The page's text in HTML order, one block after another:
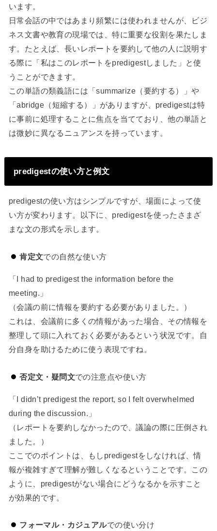
います。
日常会話の中ではあまり頻繁には使われませんが、ビジ
ネス文書や教育の現場では、特に重要な役割を果たしま
す。たとえば、長いレポートを要約して他の人に説明す
る際に「私はこのレポートをpredigestしました」と使
うことができます。
この単語の類義語には「summarize（要約する）」や
「abridge（短縮する）」がありますが、predigestは特
に事前に処理することに焦点を当てており、他の単語と
は微妙に異なるニュアンスを持っています。
predigestの使い方と例文
predigestの使い方はシンプルですが、場面によって使
い方が変わります。以下に、predigestを使ったさまざ
まな文の形式を示します。
肯定文での自然な使い方
「I had to predigest the information before the
meeting.」
（会議の前に情報を要約する必要がありました。）
これは、会議前に多くの情報があった場合、その情報を
整理して頭に入れておく必要があるという状況です。自
分自身を助けるために使う表現ですね。
否定文・疑問文での注意点や使い方
「I didn’t predigest the report, so I felt overwhelmed
during the discussion.」
（レポートを要約しなかったので、議論の際に圧倒され
ました。）
ここでのポイントは、もしpredigestをしなければ、情
報が複雑すぎて理解が難しくなるということです。この
ように、predigestがない場合にどうなるかを示すこと
が効果的です。
フォーマル・カジュアルでの使い分け